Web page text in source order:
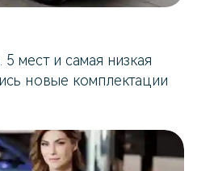
мест и самая низкая
новые комплектации